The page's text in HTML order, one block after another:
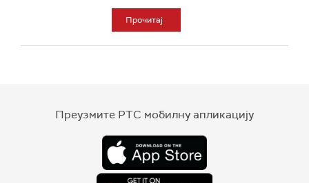
Прочитај
Преузмите РТС мобилну апликацију